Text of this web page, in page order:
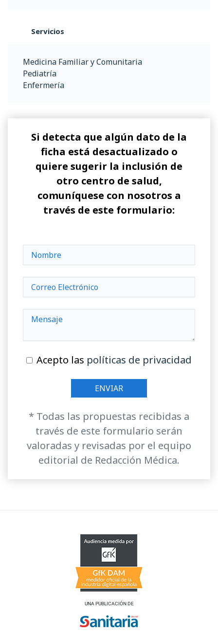
Servicios
Medicina Familiar y Comunitaria
Pediatría
Enfermería
Si detecta que algún dato de la
ficha está desactualizado o
quiere sugerir la inclusión de
otro centro de salud,
comuníquese con nosotros a
través de este formulario:
Acepto las políticas de privacidad
* Todas las propuestas recibidas a
través de este formulario serán
valoradas y revisadas por el equipo
editorial de Redacción Médica.
UNA PUBLICACIÓN DE